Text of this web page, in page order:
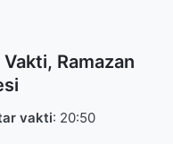
Ramazan
vakti: 20:50